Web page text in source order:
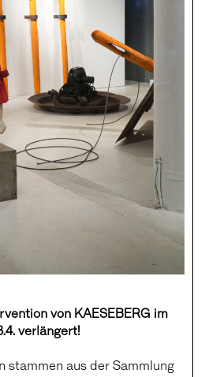
von KAESEBERG im
verlängert!
stammen aus der Sammlung